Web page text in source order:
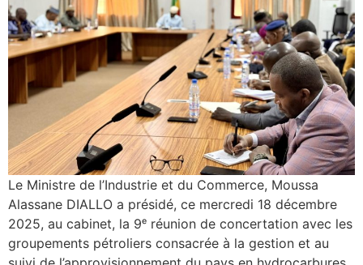
Le Ministre de l’Industrie et du Commerce, Moussa
Alassane DIALLO a présidé, ce mercredi 18 décembre
2025, au cabinet, la 9ᵉ réunion de concertation avec les
groupements pétroliers consacrée à la gestion et au